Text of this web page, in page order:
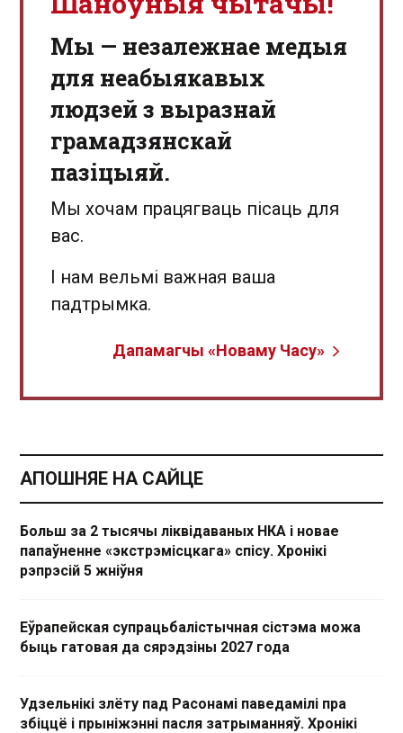
Мы — незалежнае медыя
для неабыякавых
людзей з выразнай
грамадзянскай
пазіцыяй.
Мы хочам працягваць пісаць для
вас.
І нам вельмі важная ваша
падтрымка.
Дапамагчы «Новаму Часу»
АПОШНЯЕ НА САЙЦЕ
Больш за 2 тысячы ліквідаваных НКА і новае
папаўненне «экстрэмісцкага» спісу. Хронікі
рэпрэсій 5 жніўня
Еўрапейская супрацьбалістычная сістэма можа
быць гатовая да сярэдзіны 2027 года
Удзельнікі злёту пад Расонамі паведамілі пра
збіццё і прыніжэнні пасля затрыманняў. Хронікі